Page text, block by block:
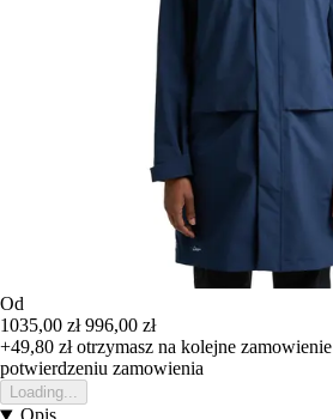
Od
1035,00 zł 996,00 zł
+49,80 złotrzymasz na kolejne zamowienie
potwierdzeniu zamowienia
Loading...